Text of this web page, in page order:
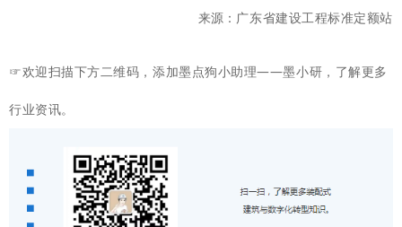
来源： 广东省建设工程标准定额站
☞欢迎扫描下方二维码，添加墨点狗小助理——墨小研，了解更多
行业资讯。